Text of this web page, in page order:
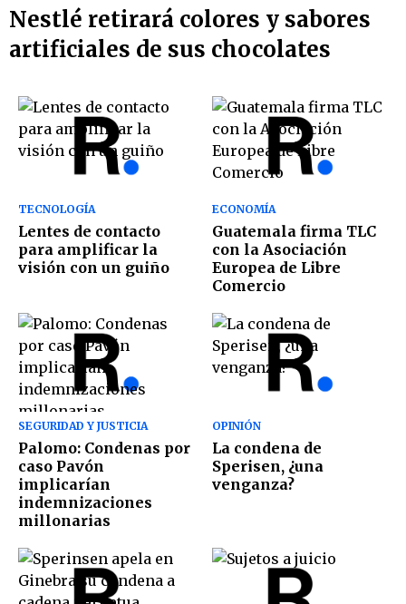
Nestlé retirará colores y sabores
artificiales de sus chocolates
TECNOLOGÍA
Lentes de contacto
para amplificar la
visión con un guiño
ECONOMÍA
Guatemala firma TLC
con la Asociación
Europea de Libre
Comercio
SEGURIDAD Y JUSTICIA
Palomo: Condenas por
caso Pavón
implicarían
indemnizaciones
millonarias
OPINIÓN
La condena de
Sperisen, ¿una
venganza?